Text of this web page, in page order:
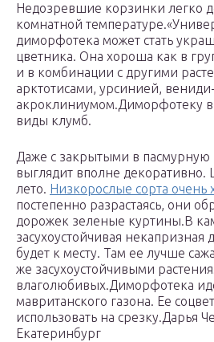
Недозревшие корзинки легко
комнатной
диморфотека может стать
цветника. Она хороша как в
и в комбинации с другими
арктотисами, урсинией,
акроклиниумом.Диморфотеку
виды клумб.
Даже с закрытыми в пасмурную
выглядит вполне декоративно.
лето. Низкорослые сорта очень
постепенно разрастаясь, они
дорожек зеленые куртины.В
засухоустойчивая
будет к месту. Там ее лучше
же засухоустойчивыми
влаголюбивых.Диморфотека
мавританского газона. Ее
использовать на срезку.Дарья
Екатеринбург